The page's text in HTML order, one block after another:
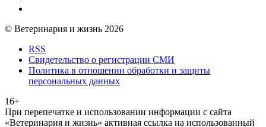
© Ветеринария и жизнь 2026
RSS
Свидетельство о регистрации СМИ
Политика в отношении обработки и защиты
персональных данных
16+
При перепечатке и использовании информации с сайта
«Ветеринария и жизнь» активная ссылка на использованный